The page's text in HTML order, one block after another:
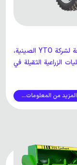
يُعدّ الجرّار X1304 أحد الطرازات القوية والشائعة لشركة YTO الصينية،
الزراعية الثقيلة في
المزيد من المعلومات...